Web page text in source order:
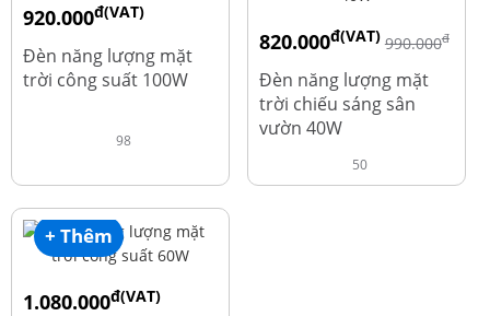
920.000đ(VAT)
Đèn năng lượng mặt
trời công suất 100W
98
820.000đ(VAT) 990.000đ
Đèn năng lượng mặt
trời chiếu sáng sân
vườn 40W
50
+ Thêm
1.080.000đ(VAT)